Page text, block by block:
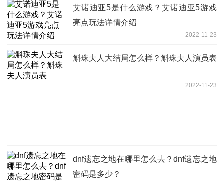
艾诺迪亚5是什么游戏？艾诺迪亚5游戏
亮点玩法详情介绍
2022-11-23
斛珠夫人大结局怎么样？斛珠夫人演员表
2022-11-23
dnf遗忘之地在哪里怎么去？dnf遗忘之地
密码是多少？